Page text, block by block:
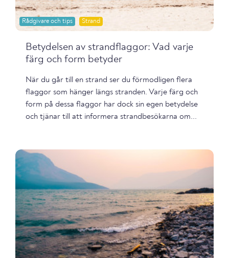
Rådgivare och tips Strand
Betydelsen av strandflaggor: Vad varje
färg och form betyder
När du går till en strand ser du förmodligen flera
flaggor som hänger längs stranden. Varje färg och
form på dessa flaggor har dock sin egen betydelse
och tjänar till att informera strandbesökarna om...